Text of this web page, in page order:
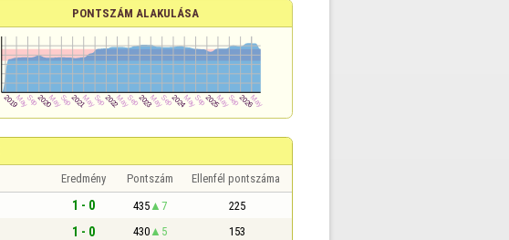
PONTSZÁM ALAKULÁSA
Eredmény Pontszám Ellenfél pontszáma
1 - 0 435 7 225
1 - 0 430 5 153